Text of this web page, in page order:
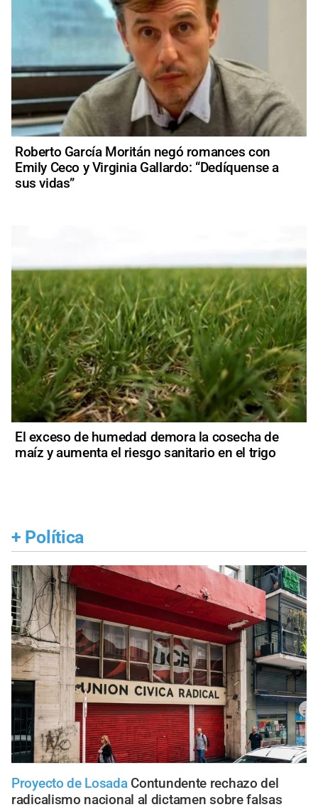
Roberto García Moritán negó romances con
Emily Ceco y Virginia Gallardo: “Dedíquense a
sus vidas”
El exceso de humedad demora la cosecha de
maíz y aumenta el riesgo sanitario en el trigo
+ Política
Proyecto de Losada Contundente rechazo del
radicalismo nacional al dictamen sobre falsas